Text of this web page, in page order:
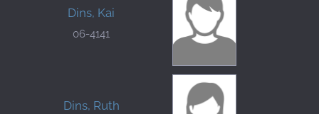
Dins, Kai
06-4141
Dins, Ruth